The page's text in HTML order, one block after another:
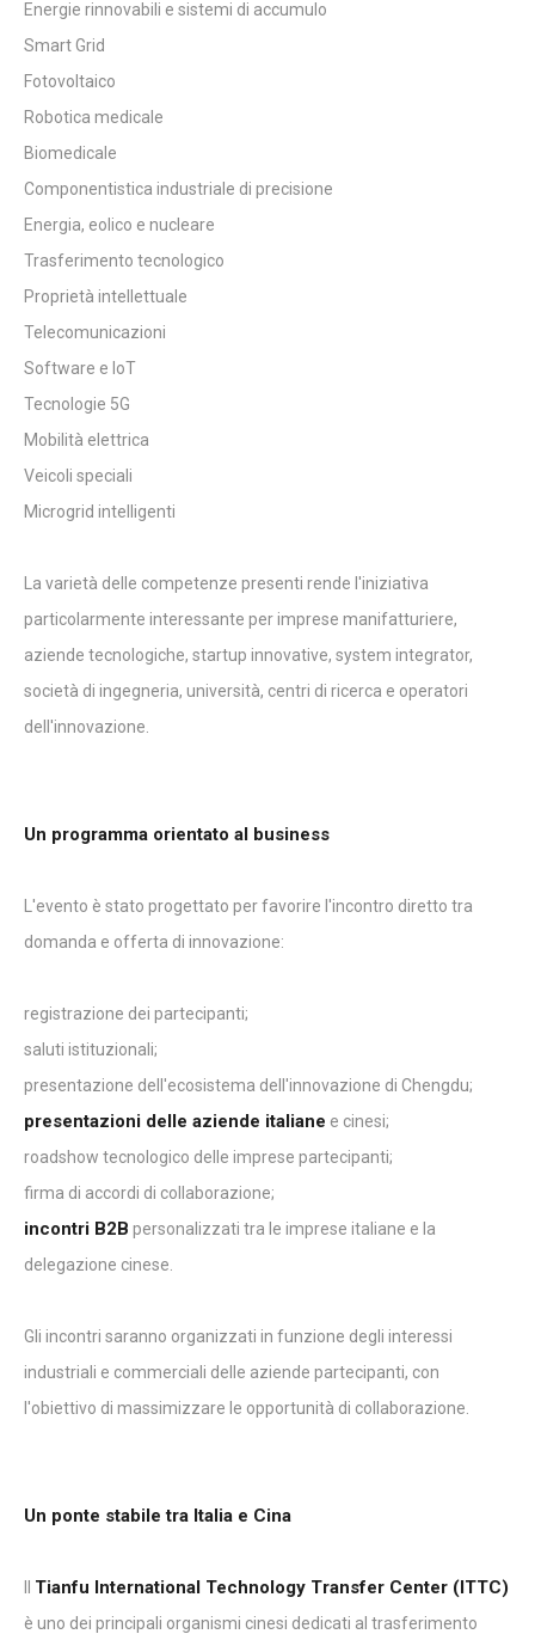
Energie rinnovabili e sistemi di accumulo
Smart Grid
Fotovoltaico
Robotica medicale
Biomedicale
Componentistica industriale di precisione
Energia, eolico e nucleare
Trasferimento tecnologico
Proprietà intellettuale
Telecomunicazioni
Software e IoT
Tecnologie 5G
Mobilità elettrica
Veicoli speciali
Microgrid intelligenti
La varietà delle competenze presenti rende l'iniziativa
particolarmente interessante per imprese manifatturiere,
aziende tecnologiche, startup innovative, system integrator,
società di ingegneria, università, centri di ricerca e operatori
dell'innovazione.
Un programma orientato al business
L'evento è stato progettato per favorire l'incontro diretto tra
domanda e offerta di innovazione:
registrazione dei partecipanti;
saluti istituzionali;
presentazione dell'ecosistema dell'innovazione di Chengdu;
presentazioni delle aziende italiane e cinesi;
roadshow tecnologico delle imprese partecipanti;
firma di accordi di collaborazione;
incontri B2B personalizzati tra le imprese italiane e la
delegazione cinese.
Gli incontri saranno organizzati in funzione degli interessi
industriali e commerciali delle aziende partecipanti, con
l'obiettivo di massimizzare le opportunità di collaborazione.
Un ponte stabile tra Italia e Cina
Tianfu International Technology Transfer Center (ITTC)
è uno dei principali organismi cinesi dedicati al trasferimento